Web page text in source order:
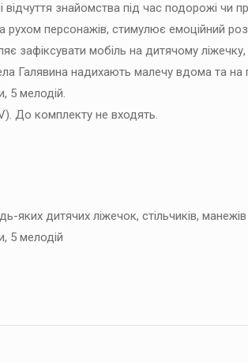
відчуття знайомства під час подорожі
персонажів, стимулює емоційний
зафіксувати мобіль на дитячому ліжечку,
Галявина надихають малечу вдома та на
5 мелодій.
До комплекту не входять.
яких дитячих ліжечок, стільчиків, манежів
5 мелодій